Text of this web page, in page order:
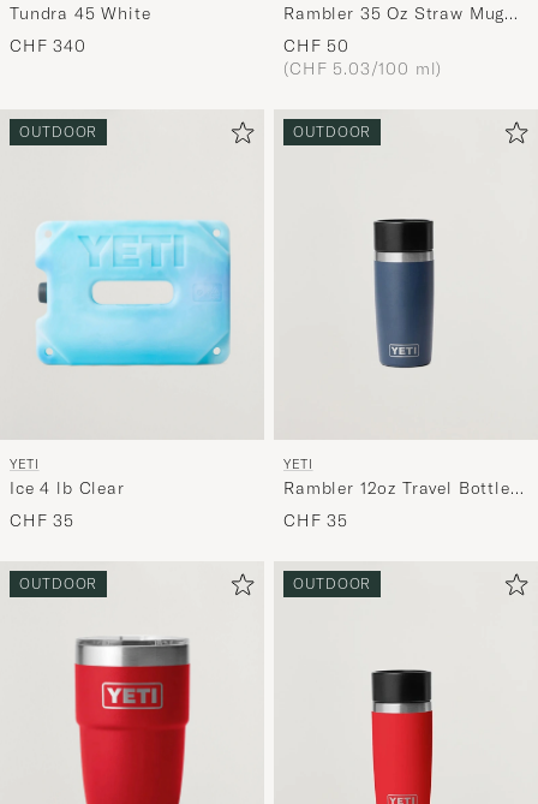
Tundra 45 White
CHF 340
Rambler 35 Oz Straw Mug
White
CHF 50
(CHF 5.03/100 ml)
OUTDOOR
YETI
Ice 4 lb Clear
CHF 35
OUTDOOR
YETI
Rambler 12oz Travel Bottle
Navy
CHF 35
OUTDOOR OUTDOOR